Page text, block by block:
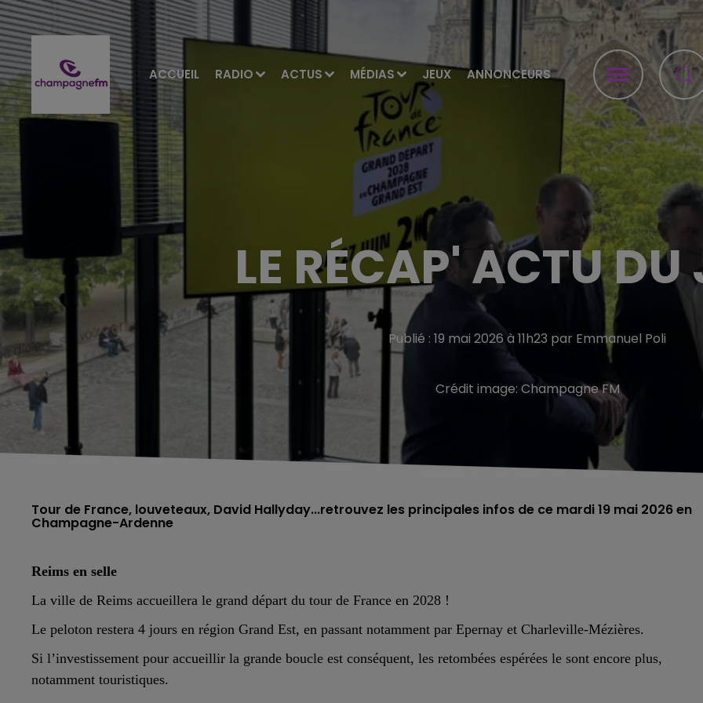
ACCUEIL RADIO ACTUS MÉDIAS JEUX ANNONCEURS
LE RÉCAP' ACTU DU
Publié : 19 mai 2026 à 11h23 par Emmanuel Poli
Crédit image: Champagne FM
Tour de France, louveteaux, David Hallyday...retrouvez les principales infos de ce mardi 19 mai 2026 en
Champagne-Ardenne
Reims en selle
La ville de Reims accueillera le grand départ du tour de France en 2028 !
Le peloton restera 4 jours en région Grand Est, en passant notamment par Epernay et Charleville-Mézières.
Si l’investissement pour accueillir la grande boucle est conséquent, les retombées espérées le sont encore plus,
notamment touristiques.